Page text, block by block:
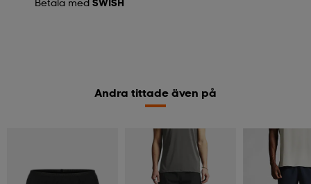
Betala med SWISH
Andra tittade även på